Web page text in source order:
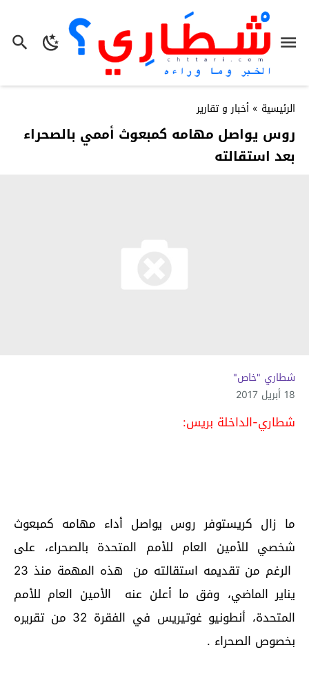
الرئيسية » أخبار و تقارير
روس يواصل مهامه كمبعوث أممي بالصحراء
بعد استقالته
شطاري "خاص"
18 أبريل 2017
شطاري-الداخلة بريس:
ما زال كريستوفر روس يواصل أداء مهامه كمبعوث
شخصي للأمين العام للأمم المتحدة بالصحراء، على
الرغم من تقديمه استقالته من هذه المهمة منذ 23
يناير الماضي، وفق ما أعلن عنه الأمين العام للأمم
المتحدة، أنطونيو غوتيريس في الفقرة 32 من تقريره
بخصوص الصحراء .